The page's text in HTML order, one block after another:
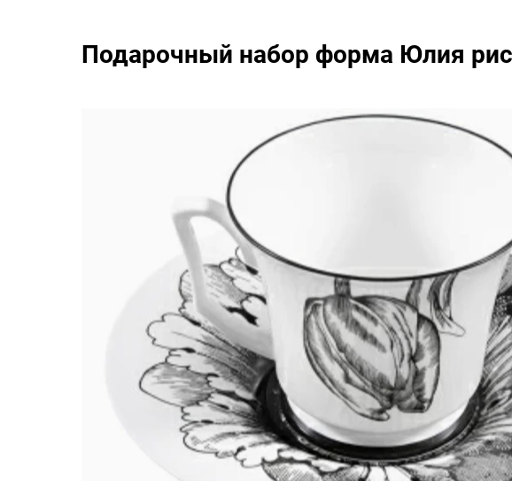
Подарочный набор форма Юлия